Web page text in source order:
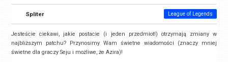
Spliter League of Legends
Jesteście ciekawi, jakie postacie (i jeden przedmiot!) otrzymają zmiany w
najbliższym patchu? Przynosimy Wam świetne wiadomości (znaczy mniej
świetne dla graczy Seju i możliwe, że Azira)!